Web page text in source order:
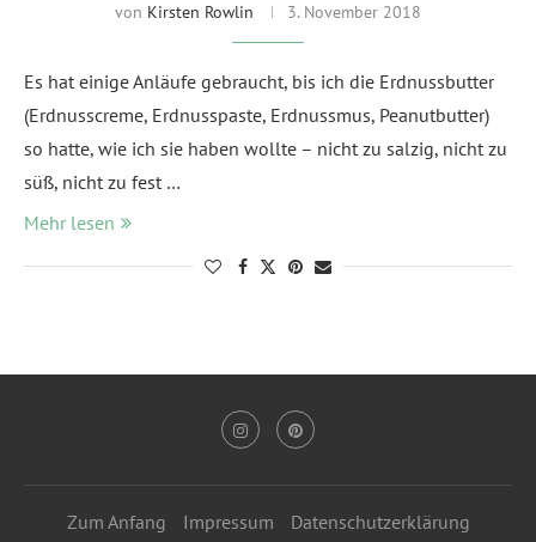
von Kirsten Rowlin 3. November 2018
Es hat einige Anläufe gebraucht, bis ich die Erdnussbutter
(Erdnusscreme, Erdnusspaste, Erdnussmus, Peanutbutter)
so hatte, wie ich sie haben wollte – nicht zu salzig, nicht zu
süß, nicht zu fest …
Mehr lesen
Zum Anfang Impressum Datenschutzerklärung